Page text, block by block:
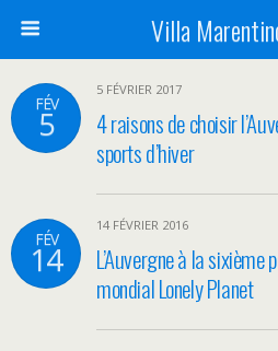
Villa
FÉV
5
5 FÉVRIER 2017
4 raisons de choisir
sports d’hiver
FÉV
14
14 FÉVRIER 2016
L’Auvergne à la sixième
mondial Lonely Planet